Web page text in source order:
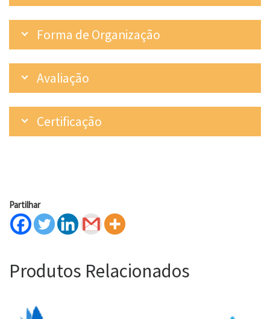
Forma de Organização
Avaliação
Certificação
Partilhar
Produtos Relacionados